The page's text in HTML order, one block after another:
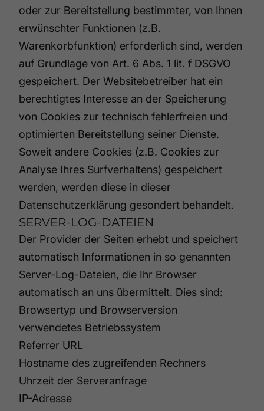
oder zur Bereitstellung bestimmter, von Ihnen
erwünschter Funktionen (z.B.
Warenkorbfunktion) erforderlich sind, werden
auf Grundlage von Art. 6 Abs. 1 lit. f DSGVO
gespeichert. Der Websitebetreiber hat ein
berechtigtes Interesse an der Speicherung
von Cookies zur technisch fehlerfreien und
optimierten Bereitstellung seiner Dienste.
Soweit andere Cookies (z.B. Cookies zur
Analyse Ihres Surfverhaltens) gespeichert
werden, werden diese in dieser
Datenschutzerklärung gesondert behandelt.
SERVER-LOG-DATEIEN
Der Provider der Seiten erhebt und speichert
automatisch Informationen in so genannten
Server-Log-Dateien, die Ihr Browser
automatisch an uns übermittelt. Dies sind:
Browsertyp und Browserversion
verwendetes Betriebssystem
Referrer URL
Hostname des zugreifenden Rechners
Uhrzeit der Serveranfrage
IP-Adresse